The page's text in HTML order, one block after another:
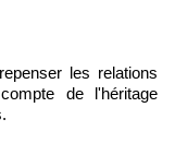
les relations
de l'héritage